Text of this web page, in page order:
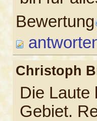
Bewertung
Christoph
Die Laute
Gebiet.